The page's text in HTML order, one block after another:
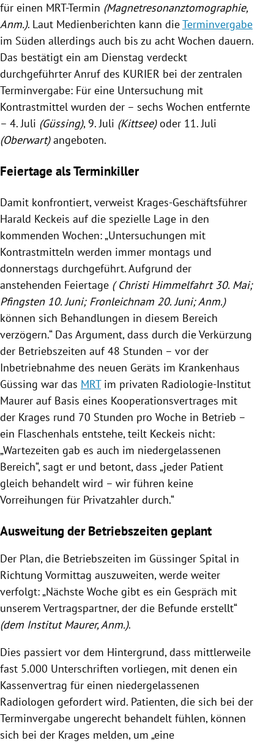
für einen MRT-Termin (Magnetresonanztomographie,
Anm.). Laut Medienberichten kann dieTerminvergabe
im Süden allerdings auch bis zu acht Wochen dauern.
Das bestätigt ein am Dienstag verdeckt
durchgeführter Anruf des KURIER bei der zentralen
Terminvergabe: Für eine Untersuchung mit
Kontrastmittel wurden der – sechs Wochen entfernte
– 4. Juli (Güssing), 9. Juli (Kittsee)oder 11. Juli
(Oberwart)angeboten.
Feiertage als Terminkiller
Damit konfrontiert, verweist Krages-Geschäftsführer
Harald Keckeis auf die spezielle Lage in den
kommenden Wochen: „Untersuchungen mit
Kontrastmitteln werden immer montags und
donnerstags durchgeführt. Aufgrund der
anstehenden Feiertage ( Christi Himmelfahrt30. Mai;
Pfingsten10. Juni; Fronleichnam 20. Juni; Anm.)
können sich Behandlungen in diesem Bereich
verzögern.“ Das Argument, dass durch die Verkürzung
der Betriebszeiten auf 48 Stunden – vor der
Inbetriebnahme des neuen Geräts im Krankenhaus
Güssing war das MRTim privaten Radiologie-Institut
Maurer auf Basis eines Kooperationsvertrages mit
der Krages rund 70 Stunden pro Woche in Betrieb –
ein Flaschenhals entstehe, teilt Keckeis nicht:
„Wartezeiten gab es auch im niedergelassenen
Bereich“, sagt er und betont, dass „jeder Patient
gleich behandelt wird – wir führen keine
Vorreihungen für Privatzahler durch.“
Ausweitung der Betriebszeiten geplant
Der Plan, die Betriebszeiten im Güssinger Spital in
Richtung Vormittag auszuweiten, werde weiter
verfolgt: „Nächste Woche gibt es ein Gespräch mit
unserem Vertragspartner, der die Befunde erstellt“
(dem Institut Maurer, Anm.).
Dies passiert vor dem Hintergrund, dass mittlerweile
fast 5.000 Unterschriften vorliegen, mit denen ein
Kassenvertrag für einen niedergelassenen
Radiologen gefordert wird. Patienten, die sich bei der
Terminvergabe ungerecht behandelt fühlen, können
sich bei der Krages melden, um „eine